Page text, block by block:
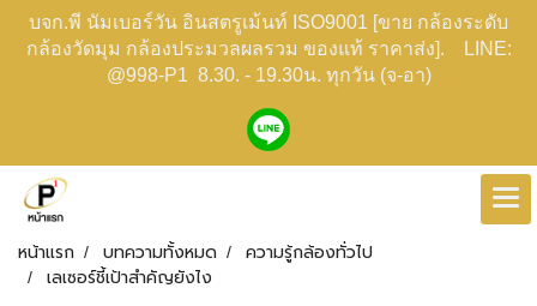
บจก.พี นัมเบอร์วัน อินสตรูเม้นท์ ISO9001 [ขาย กล้องระดับ
กล้องวัดมุม กล้องประมวลผลรวม ของแท้ ราคาส่ง]. LINE:
@998-P1 8.30. - 19.30น. ทุกวัน (จ-อา)
หน้าแรก บทความทั้งหมด
ความรู้กล้องทั่วไป
เลเซอร์ชี้เป้าสำคัญยังไง